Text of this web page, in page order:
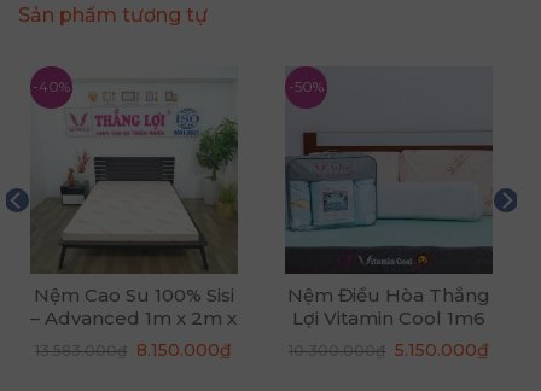
Sản phẩm tương tự
-40%
Nệm Cao Su 100% Sisi
– Advanced 1m x 2m x
10cm
13.583.000₫ Giá
8.150.000₫
-50%
Nệm Điều Hòa Thắng
Lợi Vitamin Cool 1m6
x 2m x 15cm
10.300.000₫ Giá
5.150.000₫